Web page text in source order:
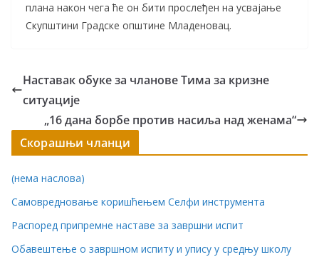
плана након чега ће он бити прослеђен на усвајање
Скупштини Градске општине Младеновац.
Наставак обуке за чланове Тима за кризне
ситуације
„16 дана борбе против насиља над женама“
Скорашњи чланци
(нема наслова)
Самовредновање коришћењем Селфи инструмента
Распоред припремне наставе за завршни испит
Обавештење о завршном испиту и упису у средњу школу